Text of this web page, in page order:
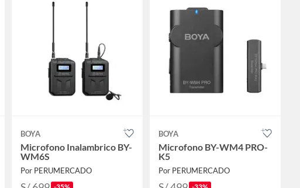
BOYA
Microfono Inalambrico BY-
WM6S
Por PERUMERCADO
BOYA
Microfono BY-WM4 PRO-
K5
Por PERUMERCADO